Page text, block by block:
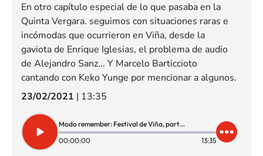
En otro capítulo especial de lo que pasaba en la
Quinta Vergara. seguimos con situaciones raras e
incómodas que ocurrieron en Viña, desde la
gaviota de Enrique Iglesias, el problema de audio
de Alejandro Sanz... Y Marcelo Barticcioto
cantando con Keko Yunge por mencionar a algunos.
23/02/2021 | 13:35
Modo remember: Festival de Viña, parte III
00:00:00
13:35